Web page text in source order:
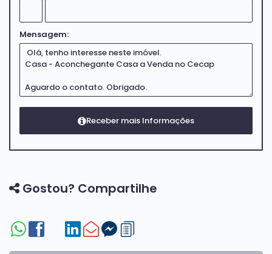
Mensagem:
Gostou? Compartilhe